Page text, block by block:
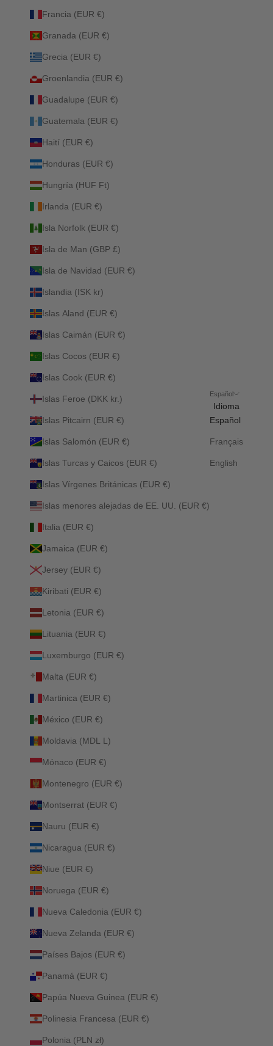
Francia (EUR €)
Granada (EUR €)
Grecia (EUR €)
Groenlandia (EUR €)
Guadalupe (EUR €)
Guatemala (EUR €)
Haití (EUR €)
Honduras (EUR €)
Hungría (HUF Ft)
Irlanda (EUR €)
Isla Norfolk (EUR €)
Isla de Man (GBP £)
Isla de Navidad (EUR €)
Islandia (ISK kr)
Islas Aland (EUR €)
Islas Caimán (EUR €)
Islas Cocos (EUR €)
Islas Cook (EUR €)
Islas Feroe (DKK kr.)
Islas Pitcairn (EUR €)
Islas Salomón (EUR €)
Islas Turcas y Caicos (EUR €)
Islas Vírgenes Británicas (EUR €)
Islas menores alejadas de EE. UU. (EUR €)
Italia (EUR €)
Jamaica (EUR €)
Jersey (EUR €)
Kiribati (EUR €)
Letonia (EUR €)
Lituania (EUR €)
Luxemburgo (EUR €)
Malta (EUR €)
Martinica (EUR €)
México (EUR €)
Moldavia (MDL L)
Mónaco (EUR €)
Montenegro (EUR €)
Montserrat (EUR €)
Nauru (EUR €)
Nicaragua (EUR €)
Niue (EUR €)
Noruega (EUR €)
Nueva Caledonia (EUR €)
Nueva Zelanda (EUR €)
Países Bajos (EUR €)
Panamá (EUR €)
Papúa Nueva Guinea (EUR €)
Polinesia Francesa (EUR €)
Polonia (PLN zł)
Español
Idioma
Español
Français
English